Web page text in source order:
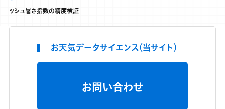
ッシュ暑さ指数の精度検証
お天気データサイエンス（当サイト）
お問い合わせ